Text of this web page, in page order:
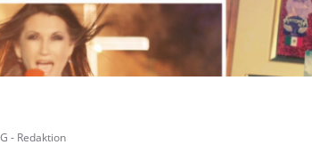
- Redaktion